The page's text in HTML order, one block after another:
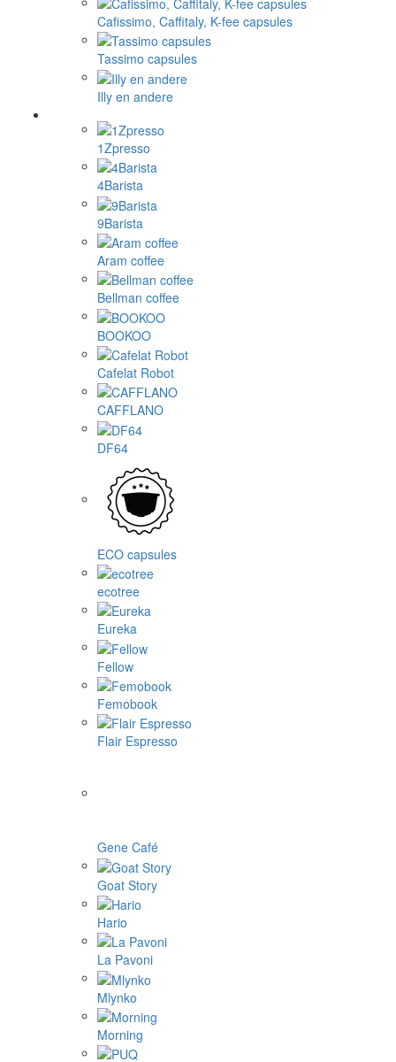
Cafissimo, Caffitaly, K-fee capsules
Tassimo capsules
Illy en andere
1Zpresso
4Barista
9Barista
Aram coffee
Bellman coffee
BOOKOO
Cafelat Robot
CAFFLANO
DF64
ECO capsules
ecotree
Eureka
Fellow
Femobook
Flair Espresso
Gene Café
Goat Story
Hario
La Pavoni
Mlynko
Morning